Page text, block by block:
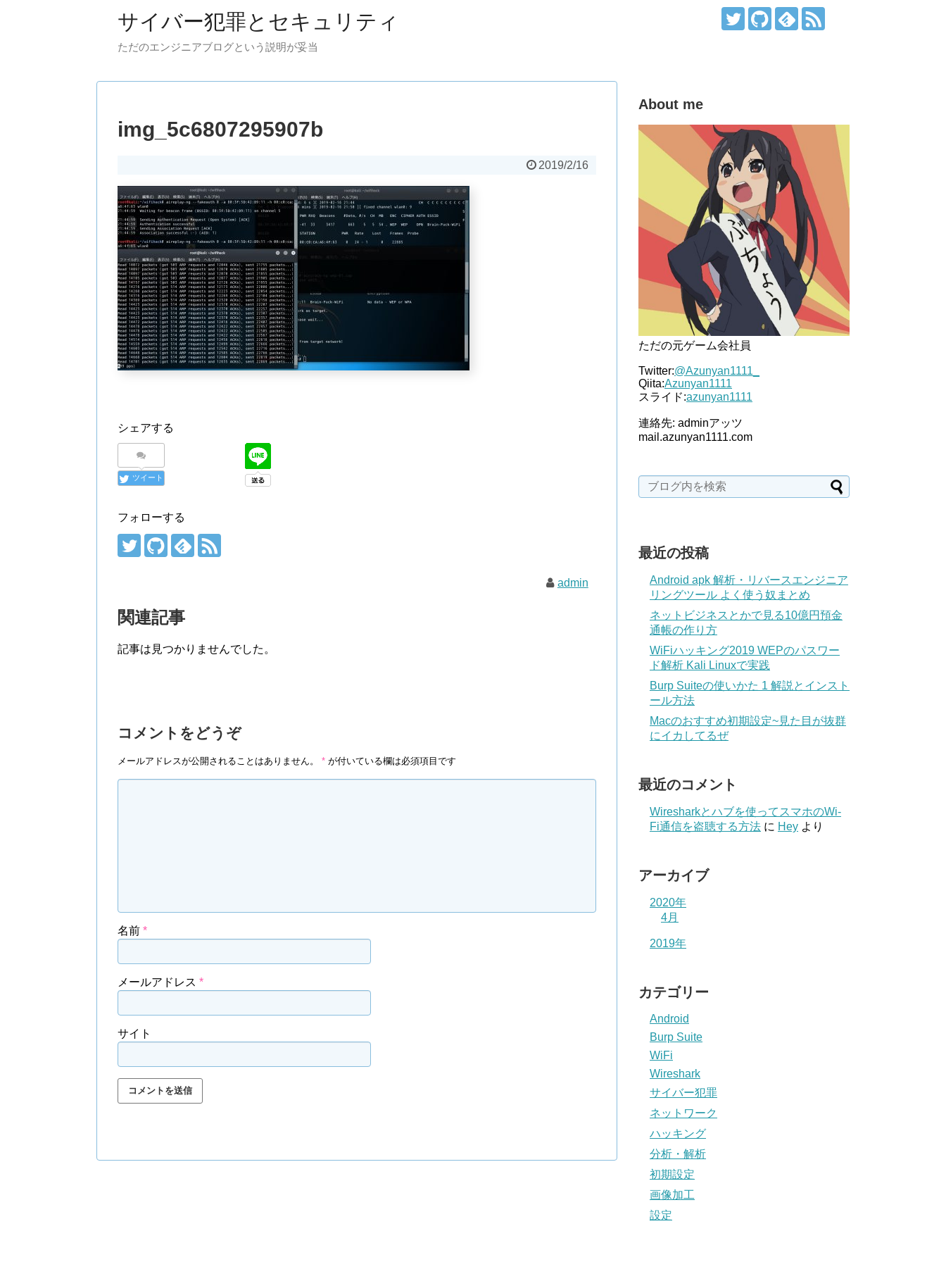
サイバー犯罪とセキュリティ
ただのエンジニアブログという説明が妥当
img_5c6807295907b
2019/2/16
シェアする
ツイート
フォローする
admin
関連記事
記事は見つかりませんでした。
コメントをどうぞ
メールアドレスが公開されることはありません。 * が付いている欄は必須項目です
名前 *
メールアドレス *
サイト
About me
ただの元ゲーム会社員
Twitter:@Azunyan1111_
Qiita:Azunyan1111
スライド:azunyan1111
連絡先: adminアッツ
mail.azunyan1111.com
最近の投稿
Android apk 解析・リバースエンジニア
リングツール よく使う奴まとめ
ネットビジネスとかで見る10億円預金
通帳の作り方
WiFiハッキング2019 WEPのパスワー
ド解析 Kali Linuxで実践
Burp Suiteの使いかた 1 解説とインスト
ール方法
Macのおすすめ初期設定~見た目が抜群
にイカしてるぜ
最近のコメント
Wiresharkとハブを使ってスマホのWi-
Fi通信を盗聴する方法 に Hey より
アーカイブ
2020年
4月
2019年
カテゴリー
Android
Burp Suite
WiFi
Wireshark
サイバー犯罪
ネットワーク
ハッキング
分析・解析
初期設定
画像加工
設定